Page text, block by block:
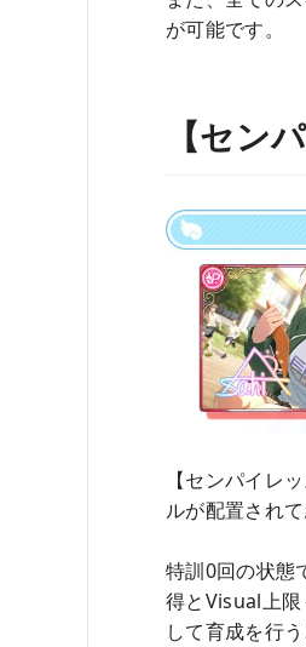
が可能です。
【セン
【センパイレ
ルが配置され
特訓0回の状態
得とVisual上限
して育成を行